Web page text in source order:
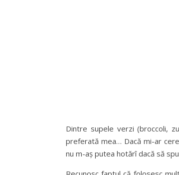
Dintre supele verzi (broccoli,
preferată mea… Dacă mi-ar
nu m-aș putea hotărî dacă să